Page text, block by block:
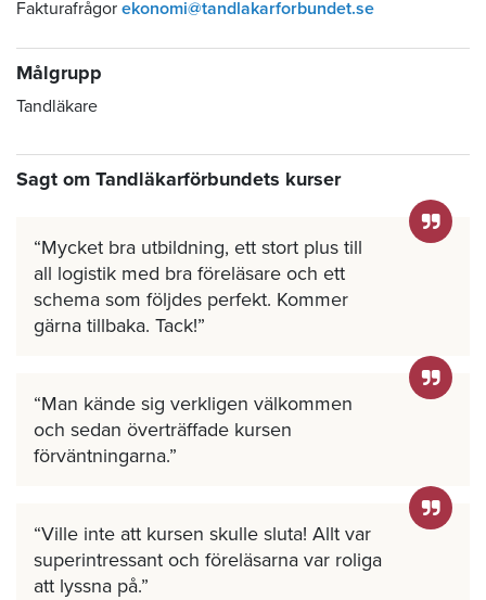
Fakturafrågor ekonomi@tandlakarforbundet.se
Målgrupp
Tandläkare
Sagt om Tandläkarförbundets kurser
Mycket bra utbildning, ett stort plus till
all logistik med bra föreläsare och ett
schema som följdes perfekt. Kommer
gärna tillbaka. Tack!
Man kände sig verkligen välkommen
och sedan överträffade kursen
förväntningarna.
Ville inte att kursen skulle sluta! Allt var
superintressant och föreläsarna var roliga
att lyssna på.